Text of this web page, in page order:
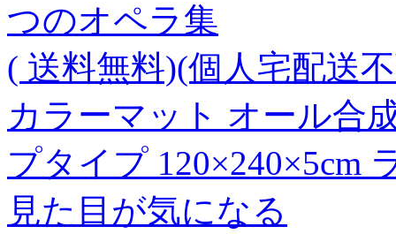
つのオペラ集
( 送料無料)(個人宅配送
カラーマット オール合
プタイプ 120×240×5cm
見た目が気になる